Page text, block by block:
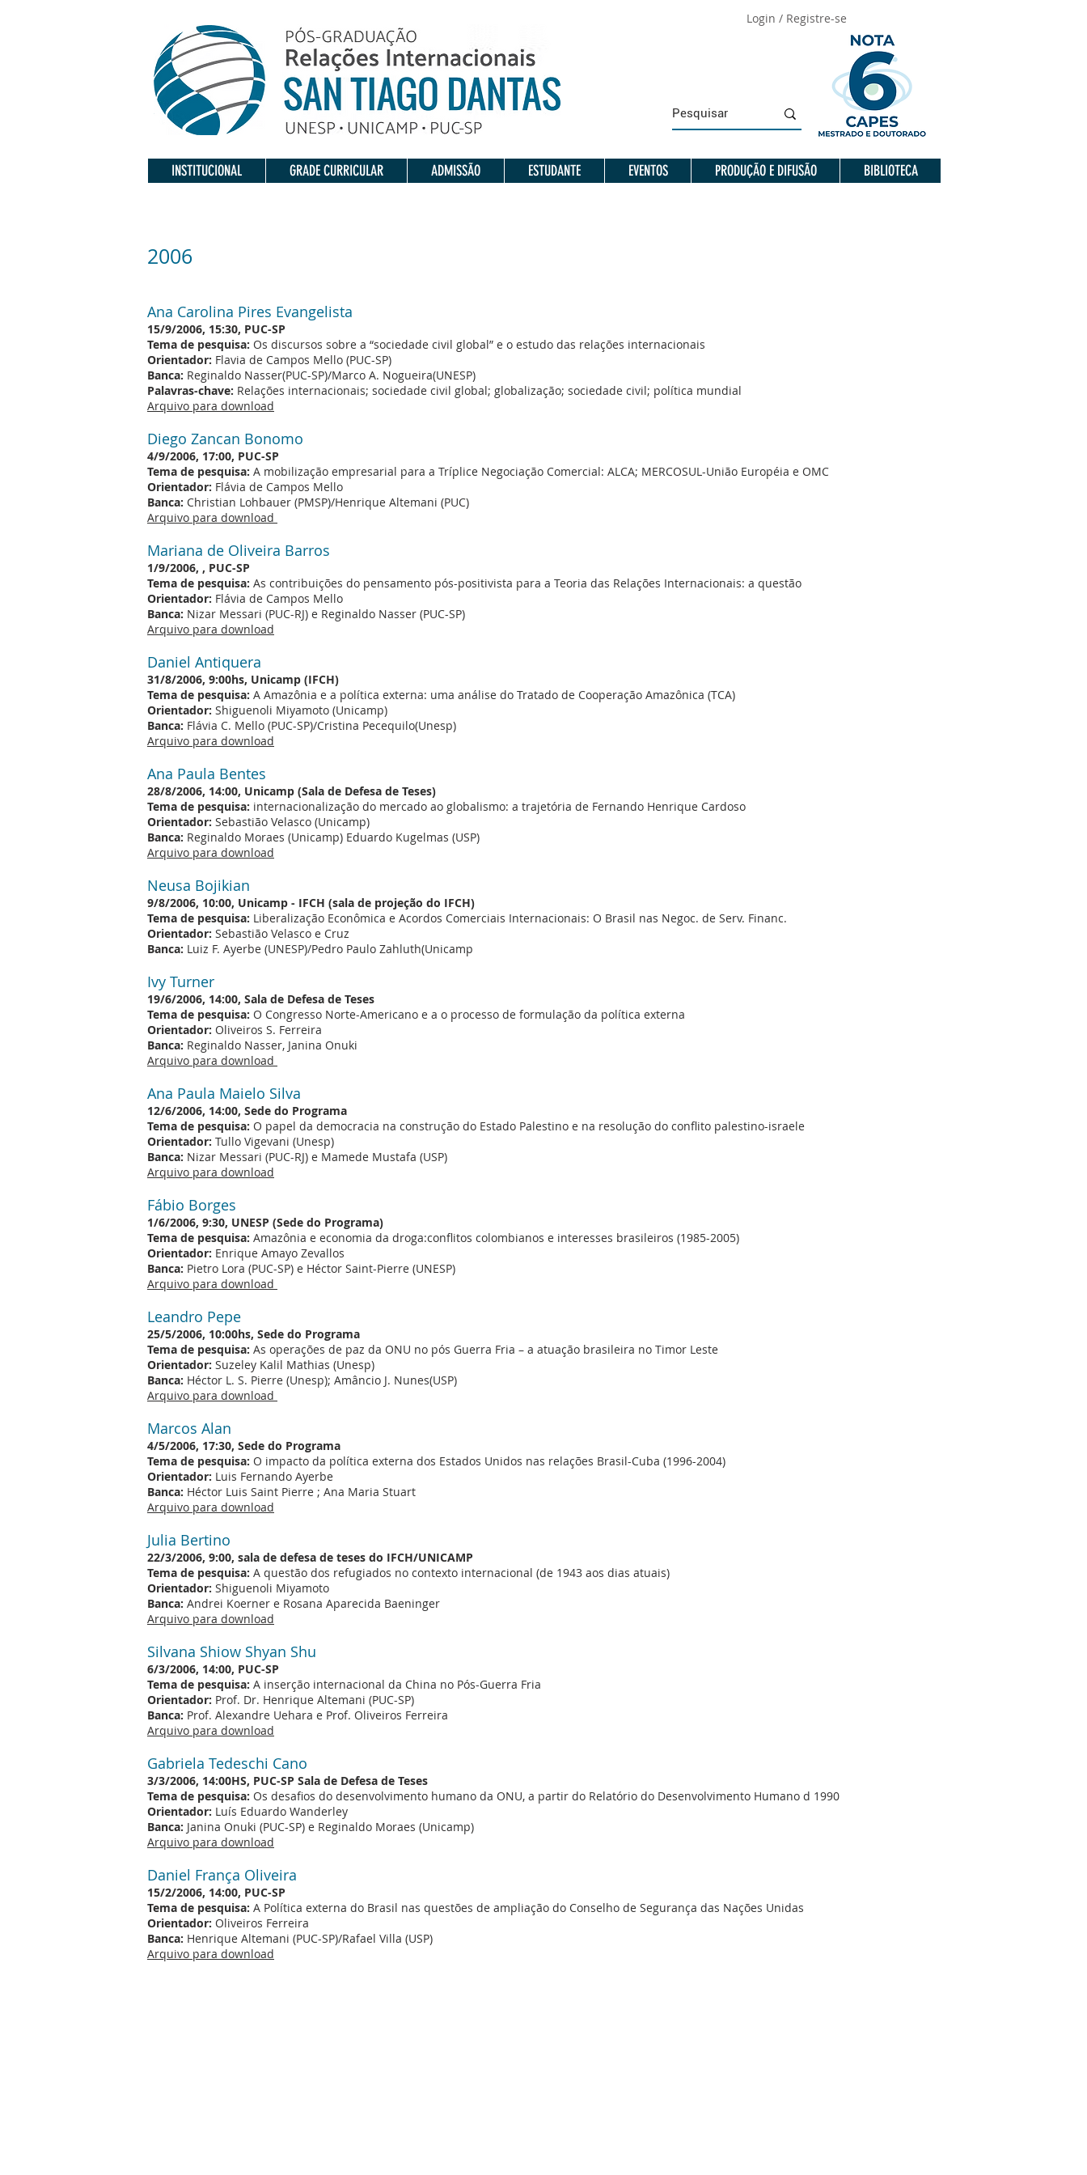
Login / Registre-se
INSTITUCIONAL GRADE CURRICULAR ADMISSÃO ESTUDANTE EVENTOS PRODUÇÃO E DIFUSÃO BIBLIOTECA
2006
Ana Carolina Pires Evangelista
15/9/2006, 15:30, PUC-SP
Tema de pesquisa: Os discursos sobre a “sociedade civil global” e o estudo das relações internacionais
Orientador: Flavia de Campos Mello (PUC-SP)
Banca: Reginaldo Nasser(PUC-SP)/Marco A. Nogueira(UNESP)
Palavras-chave: Relações internacionais; sociedade civil global; globalização; sociedade civil; política mundial
Arquivo para download
Diego Zancan Bonomo
4/9/2006, 17:00, PUC-SP
Tema de pesquisa: A mobilização empresarial para a Tríplice Negociação Comercial: ALCA; MERCOSUL-União Européia e OMC
Orientador: Flávia de Campos Mello
Banca: Christian Lohbauer (PMSP)/Henrique Altemani (PUC)
Arquivo para download
Mariana de Oliveira Barros
1/9/2006, , PUC-SP
Tema de pesquisa: As contribuições do pensamento pós-positivista para a Teoria das Relações Internacionais: a questão
Orientador: Flávia de Campos Mello
Banca: Nizar Messari (PUC-RJ) e Reginaldo Nasser (PUC-SP)
Arquivo para download
Daniel Antiquera
31/8/2006, 9:00hs, Unicamp (IFCH)
Tema de pesquisa: A Amazônia e a política externa: uma análise do Tratado de Cooperação Amazônica (TCA)
Orientador: Shiguenoli Miyamoto (Unicamp)
Banca: Flávia C. Mello (PUC-SP)/Cristina Pecequilo(Unesp)
Arquivo para download
Ana Paula Bentes
28/8/2006, 14:00, Unicamp (Sala de Defesa de Teses)
Tema de pesquisa: internacionalização do mercado ao globalismo: a trajetória de Fernando Henrique Cardoso
Orientador: Sebastião Velasco (Unicamp)
Banca: Reginaldo Moraes (Unicamp) Eduardo Kugelmas (USP)
Arquivo para download
Neusa Bojikian
9/8/2006, 10:00, Unicamp - IFCH (sala de projeção do IFCH)
Tema de pesquisa: Liberalização Econômica e Acordos Comerciais Internacionais: O Brasil nas Negoc. de Serv. Financ.
Orientador: Sebastião Velasco e Cruz
Banca: Luiz F. Ayerbe (UNESP)/Pedro Paulo Zahluth(Unicamp
Ivy Turner
19/6/2006, 14:00, Sala de Defesa de Teses
Tema de pesquisa: O Congresso Norte-Americano e a o processo de formulação da política externa
Orientador: Oliveiros S. Ferreira
Banca: Reginaldo Nasser, Janina Onuki
Arquivo para download
Ana Paula Maielo Silva
12/6/2006, 14:00, Sede do Programa
Tema de pesquisa: O papel da democracia na construção do Estado Palestino e na resolução do conflito palestino-israele
Orientador: Tullo Vigevani (Unesp)
Banca: Nizar Messari (PUC-RJ) e Mamede Mustafa (USP)
Arquivo para download
Fábio Borges
1/6/2006, 9:30, UNESP (Sede do Programa)
Tema de pesquisa: Amazônia e economia da droga:conflitos colombianos e interesses brasileiros (1985-2005)
Orientador: Enrique Amayo Zevallos
Banca: Pietro Lora (PUC-SP) e Héctor Saint-Pierre (UNESP)
Arquivo para download
Leandro Pepe
25/5/2006, 10:00hs, Sede do Programa
Tema de pesquisa: As operações de paz da ONU no pós Guerra Fria – a atuação brasileira no Timor Leste
Orientador: Suzeley Kalil Mathias (Unesp)
Banca: Héctor L. S. Pierre (Unesp); Amâncio J. Nunes(USP)
Arquivo para download
Marcos Alan
4/5/2006, 17:30, Sede do Programa
Tema de pesquisa: O impacto da política externa dos Estados Unidos nas relações Brasil-Cuba (1996-2004)
Orientador: Luis Fernando Ayerbe
Banca: Héctor Luis Saint Pierre ; Ana Maria Stuart
Arquivo para download
Julia Bertino
22/3/2006, 9:00, sala de defesa de teses do IFCH/UNICAMP
Tema de pesquisa: A questão dos refugiados no contexto internacional (de 1943 aos dias atuais)
Orientador: Shiguenoli Miyamoto
Banca: Andrei Koerner e Rosana Aparecida Baeninger
Arquivo para download
Silvana Shiow Shyan Shu
6/3/2006, 14:00, PUC-SP
Tema de pesquisa: A inserção internacional da China no Pós-Guerra Fria
Orientador: Prof. Dr. Henrique Altemani (PUC-SP)
Banca: Prof. Alexandre Uehara e Prof. Oliveiros Ferreira
Arquivo para download
Gabriela Tedeschi Cano
3/3/2006, 14:00HS, PUC-SP Sala de Defesa de Teses
Tema de pesquisa: Os desafios do desenvolvimento humano da ONU, a partir do Relatório do Desenvolvimento Humano d 1990
Orientador: Luís Eduardo Wanderley
Banca: Janina Onuki (PUC-SP) e Reginaldo Moraes (Unicamp)
Arquivo para download
Daniel França Oliveira
15/2/2006, 14:00, PUC-SP
Tema de pesquisa: A Política externa do Brasil nas questões de ampliação do Conselho de Segurança das Nações Unidas
Orientador: Oliveiros Ferreira
Banca: Henrique Altemani (PUC-SP)/Rafael Villa (USP)
Arquivo para download